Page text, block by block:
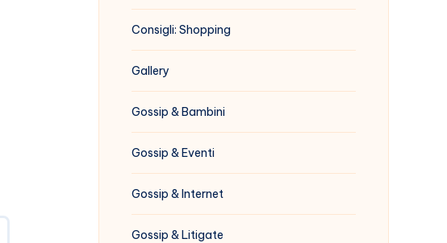
Consigli: Shopping
Gallery
Gossip & Bambini
Gossip & Eventi
Gossip & Internet
Gossip & Litigate